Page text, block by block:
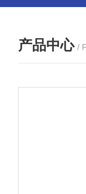
产品中心 /